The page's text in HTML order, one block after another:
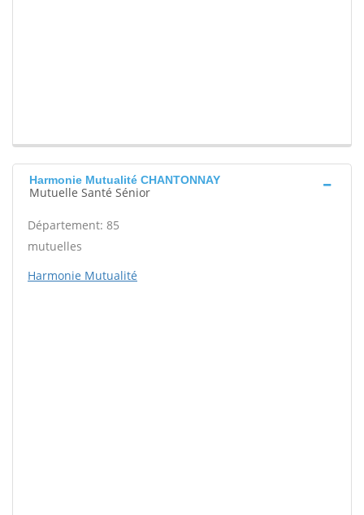
Harmonie Mutualité CHANTONNAY
Mutuelle Santé Sénior
Département: 85
mutuelles
Harmonie Mutualité